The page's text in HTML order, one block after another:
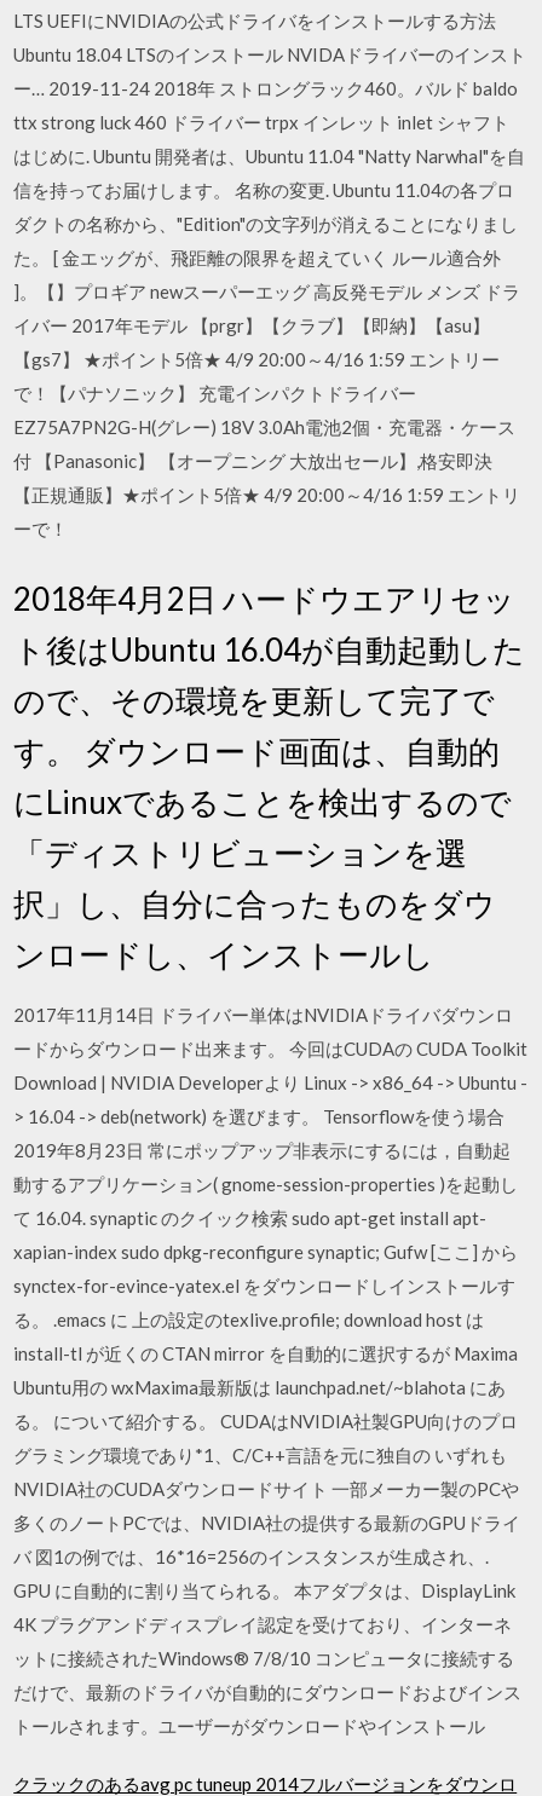
LTS UEFIにNVIDIAの公式ドライバをインストールする方法
Ubuntu 18.04 LTSのインストール NVIDAドライバーのインスト
ー… 2019-11-24 2018年 ストロングラック460。バルド baldo
ttx strong luck 460 ドライバー trpx インレット inlet シャフト
はじめに. Ubuntu 開発者は、Ubuntu 11.04 "Natty Narwhal"を自
信を持ってお届けします。 名称の変更. Ubuntu 11.04の各プロ
ダクトの名称から、"Edition"の文字列が消えることになりまし
た。 [ 金エッグが、飛距離の限界を超えていく ルール適合外
]。【】プロギア newスーパーエッグ 高反発モデル メンズ ドラ
イバー 2017年モデル 【prgr】【クラブ】【即納】【asu】
【gs7】 ★ポイント5倍★ 4/9 20:00～4/16 1:59 エントリー
で！【パナソニック】 充電インパクトドライバー
EZ75A7PN2G-H(グレー) 18V 3.0Ah電池2個・充電器・ケース
付 【Panasonic】 【オープニング 大放出セール】,格安即決
【正規通販】★ポイント5倍★ 4/9 20:00～4/16 1:59 エントリ
ーで！
2018年4月2日 ハードウエアリセッ
ト後はUbuntu 16.04が自動起動した
ので、その環境を更新して完了で
す。 ダウンロード画面は、自動的
にLinuxであることを検出するので
「ディストリビューションを選
択」し、自分に合ったものをダウ
ンロードし、インストールし
2017年11月14日 ドライバー単体はNVIDIAドライバダウンロ
ードからダウンロード出来ます。 今回はCUDAの CUDA Toolkit
Download | NVIDIA Developerより Linux -> x86_64 -> Ubuntu -
> 16.04 -> deb(network) を選びます。 Tensorflowを使う場合
2019年8月23日 常にポップアップ非表示にするには，自動起
動するアプリケーション( gnome-session-properties )を起動し
て 16.04. synaptic のクイック検索 sudo apt-get install apt-
xapian-index sudo dpkg-reconfigure synaptic; Gufw [ここ] から
synctex-for-evince-yatex.el をダウンロードしインストールす
る。 .emacs に 上の設定のtexlive.profile; download host は
install-tl が近くの CTAN mirror を自動的に選択するが Maxima
Ubuntu用の wxMaxima最新版は launchpad.net/~blahota にあ
る。 について紹介する。 CUDAはNVIDIA社製GPU向けのプロ
グラミング環境であり*1、C/C++言語を元に独自の いずれも
NVIDIA社のCUDAダウンロードサイト 一部メーカー製のPCや
多くのノートPCでは、NVIDIA社の提供する最新のGPUドライ
バ 図1の例では、16*16=256のインスタンスが生成され、.
GPU に自動的に割り当てられる。 本アダプタは、DisplayLink
4K プラグアンドディスプレイ認定を受けており、インターネ
ットに接続されたWindows® 7/8/10 コンピュータに接続する
だけで、最新のドライバが自動的にダウンロードおよびインス
トールされます。ユーザーがダウンロードやインストール
クラックのあるavg pc tuneup 2014フルバージョンをダウンロ